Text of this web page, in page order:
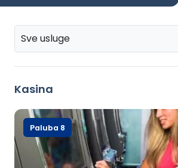
Sve usluge
Kasina
Paluba 8